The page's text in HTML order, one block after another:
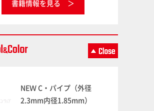
書籍情報を見る
NEＷ C・パイプ（外径
2.3mm内径1.85mm）